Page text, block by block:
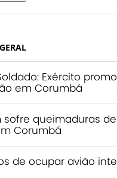
Exército
em Corumbá
sofre queimaduras
Corumbá
de ocupar avião